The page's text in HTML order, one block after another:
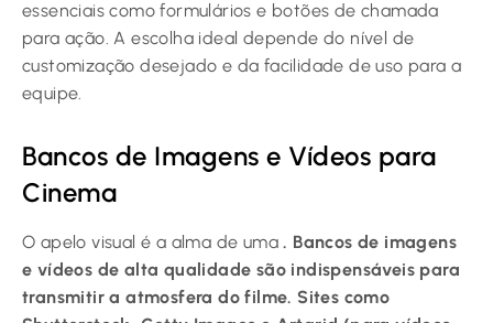
essenciais como formulários e botões de chamada
para ação. A escolha ideal depende do nível de
customização desejado e da facilidade de uso para a
equipe.
Bancos de Imagens e Vídeos para
Cinema
O apelo visual é a alma de uma. Bancos de imagens
e vídeos de alta qualidade são indispensáveis para
transmitir a atmosfera do filme. Sites como